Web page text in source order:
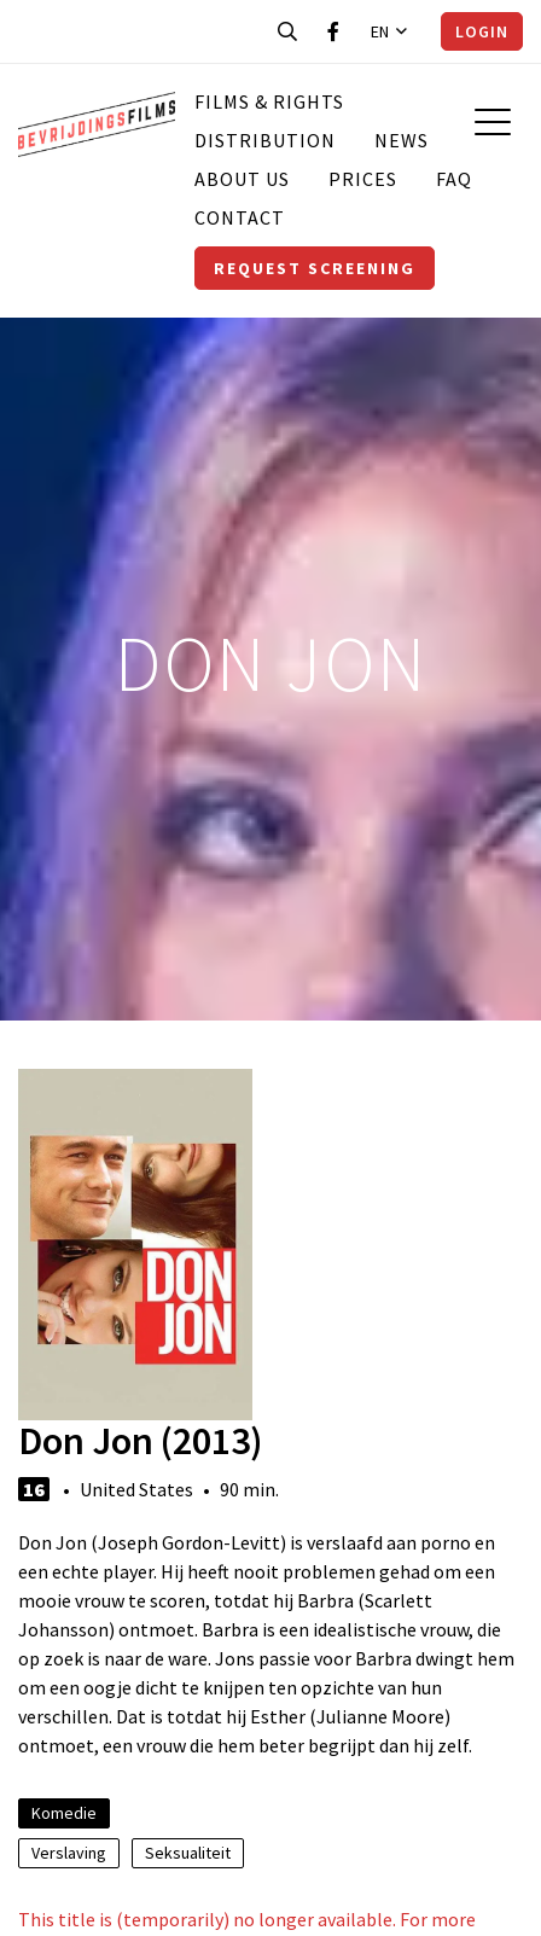
EN LOGIN
FILMS & RIGHTS
DISTRIBUTION
NEWS
ABOUT US
PRICES
FAQ
CONTACT
REQUEST SCREENING
DON JON
Don Jon (2013)
16 • United States • 90 min.
Don Jon (Joseph Gordon-Levitt) is verslaafd aan porno en
een echte player. Hij heeft nooit problemen gehad om een
mooie vrouw te scoren, totdat hij Barbra (Scarlett
Johansson) ontmoet. Barbra is een idealistische vrouw, die
op zoek is naar de ware. Jons passie voor Barbra dwingt hem
om een oogje dicht te knijpen ten opzichte van hun
verschillen. Dat is totdat hij Esther (Julianne Moore)
ontmoet, een vrouw die hem beter begrijpt dan hij zelf.
Komedie
Verslaving
Seksualiteit
This title is (temporarily) no longer available. For more